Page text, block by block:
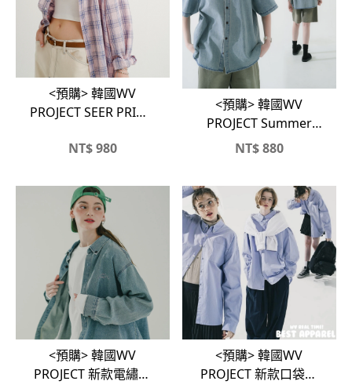
<預購> 韓國WV
PROJECT SEER PRIME
NT$980
<預購> 韓國WV
PROJECT Summer
Loud 牛仔短袖襯衫
NT$880
<預購> 韓國WV
PROJECT 新款電繡丹
<預購> 韓國WV
PROJECT 新款口袋襯